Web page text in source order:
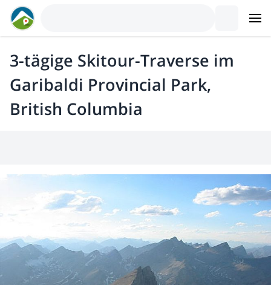
3-tägige Skitour-Traverse im
Garibaldi Provincial Park,
British Columbia